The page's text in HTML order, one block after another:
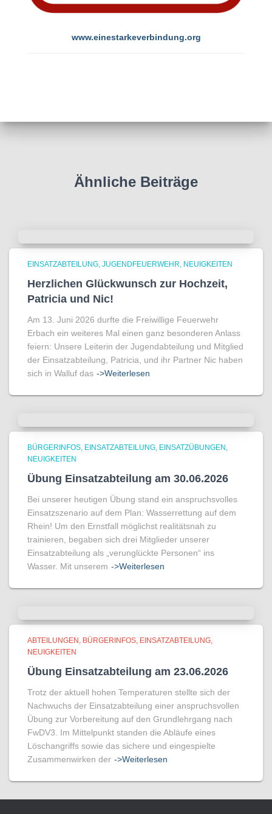
www.einestarkeverbindung.org
Ähnliche Beiträge
EINSATZABTEILUNG JUGENDFEUERWEHR NEUIGKEITEN
Herzlichen Glückwunsch zur Hochzeit,
Patricia und Nic!
Am 13. Juni 2026 durfte die Freiwillige Feuerwehr
Erbach ein weiteres Mal einen ganz besonderen Anlass
feiern: Unsere Leiterin der Jugendabteilung und Mitglied
der Einsatzabteilung, Patricia, und ihr Partner Nic haben
sich in Walluf das ->Weiterlesen
BÜRGERINFOS EINSATZABTEILUNG EINSATZÜBUNGEN
NEUIGKEITEN
Übung Einsatzabteilung am 30.06.2026
Bei unserer heutigen Übung stand ein anspruchsvolles
Einsatzszenario auf dem Plan: Wasserrettung auf dem
Rhein! Um den Ernstfall möglichst realitätsnah zu
trainieren, begaben sich drei Mitglieder unserer
Einsatzabteilung als „verunglückte Personen“ ins
Wasser. Mit unserem ->Weiterlesen
ABTEILUNGEN BÜRGERINFOS EINSATZABTEILUNG
NEUIGKEITEN
Übung Einsatzabteilung am 23.06.2026
Trotz der aktuell hohen Temperaturen stellte sich der
Nachwuchs der Einsatzabteilung einer anspruchsvollen
Übung zur Vorbereitung auf den Grundlehrgang nach
FwDV3. Im Mittelpunkt standen die Abläufe eines
Löschangriffs sowie das sichere und eingespielte
Zusammenwirken der ->Weiterlesen